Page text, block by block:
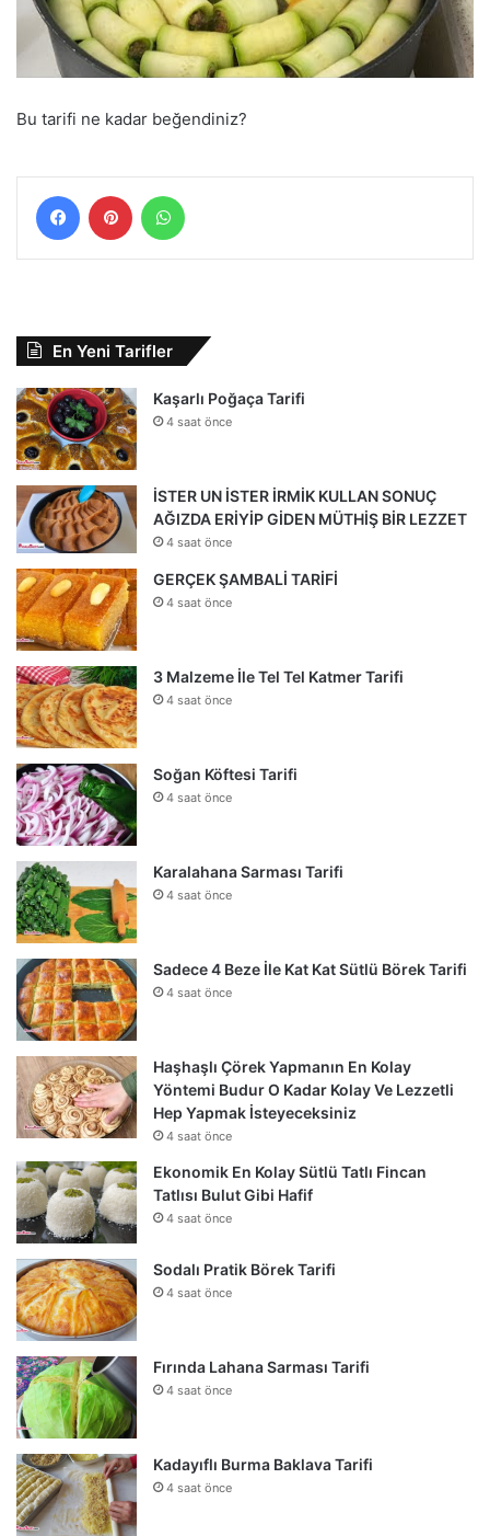
Bu tarifi ne kadar beğendiniz?
FacebookPinterest
En Yeni Tarifler
Kaşarlı Poğaça Tarifi
4 saat önce
İSTER UN İSTER İRMİK KULLAN SONUÇ
AĞIZDA ERİYİP GİDEN MÜTHİŞ BİR LEZZET
4 saat önce
GERÇEK ŞAMBALİ TARİFİ
4 saat önce
3 Malzeme İle Tel Tel Katmer Tarifi
4 saat önce
Soğan Köftesi Tarifi
4 saat önce
Karalahana Sarması Tarifi
4 saat önce
Sadece 4 Beze İle Kat Kat Sütlü Börek Tarifi
4 saat önce
Haşhaşlı Çörek Yapmanın En Kolay
Yöntemi Budur O Kadar Kolay Ve Lezzetli
Hep Yapmak İsteyeceksiniz
4 saat önce
Ekonomik En Kolay Sütlü Tatlı Fincan
Tatlısı Bulut Gibi Hafif
4 saat önce
Sodalı Pratik Börek Tarifi
4 saat önce
Fırında Lahana Sarması Tarifi
4 saat önce
Kadayıflı Burma Baklava Tarifi
4 saat önce